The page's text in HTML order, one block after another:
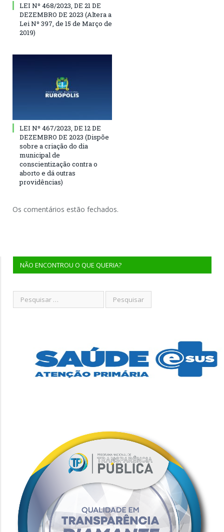
LEI Nº 468/2023, DE 21 DE
DEZEMBRO DE 2023 (Altera a
Lei Nº 397, de 15 de Março de
2019)
LEI Nº 467/2023, DE 12 DE
DEZEMBRO DE 2023 (Dispõe
sobre a criação do dia
municipal de
conscientização contra o
aborto e dá outras
providências)
Os comentários estão fechados.
NÃO ENCONTROU O QUE QUERIA?